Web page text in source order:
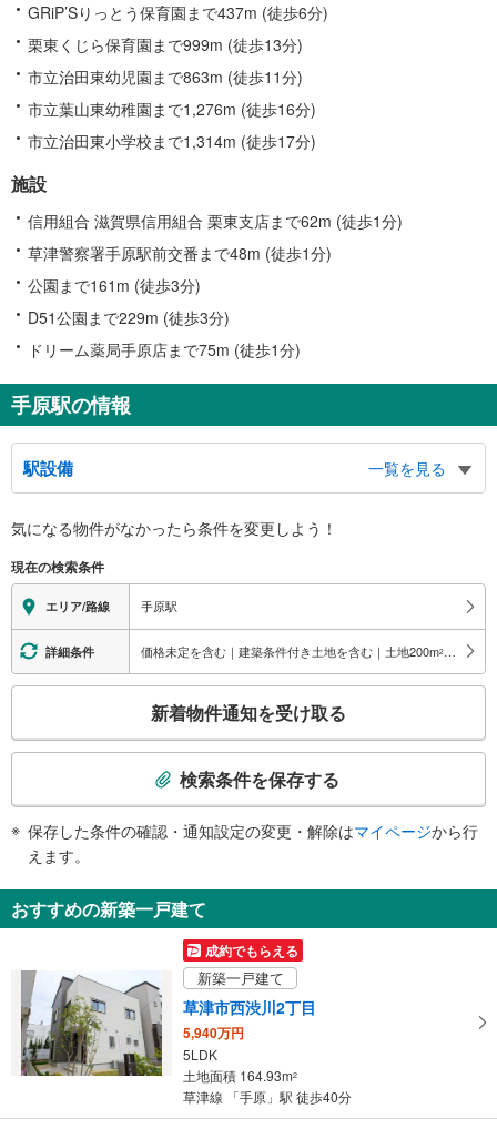
GRiP’Sりっとう保育園まで437m (徒歩6分)
栗東くじら保育園まで999m (徒歩13分)
市立治田東幼児園まで863m (徒歩11分)
市立葉山東幼稚園まで1,276m (徒歩16分)
市立治田東小学校まで1,314m (徒歩17分)
施設
信用組合 滋賀県信用組合 栗東支店まで62m (徒歩1分)
草津警察署手原駅前交番まで48m (徒歩1分)
公園まで161m (徒歩3分)
D51公園まで229m (徒歩3分)
ドリーム薬局手原店まで75m (徒歩1分)
手原駅の情報
駅設備
一覧を見る
※段差なしでの移動経路
地上⇔改札⇔ホーム：○
エレベータ
・各ホーム⇔改札
・改札⇔北口
・改札⇔南口
トイレ
・有り
気になる物件がなかったら条件を変更しよう！
現在の検索条件
エリア/路線 手原駅
詳細条件 価格未定を含む｜建築条件付き土地を含む｜土地200m2 以上
検
知
を
け
る
・
条
新着物件通知を受け取る
検索条件を保存する
保存した条件の確認・通知設定の変更・解除はマイページから行
えます。
おすすめの新築一戸建て
成約でもらえる
新築一戸建て
草津市西渋川2丁目
5,940万円
5LDK
土地面積 164.93m2
草津線 「手原」駅 徒歩40分